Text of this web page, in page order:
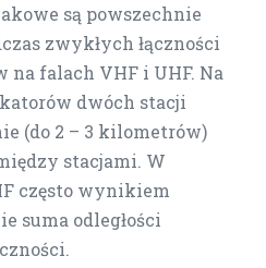
są powszechnie
zwykłych łączności
na falach VHF i UHF. Na
dwóch stacji
(do 2 – 3 kilometrów)
stacjami. W
często wynikiem
suma odległości